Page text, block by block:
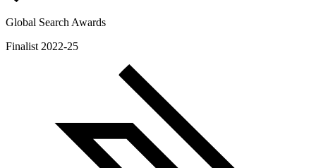
Global Search Awards
Finalist 2022-25